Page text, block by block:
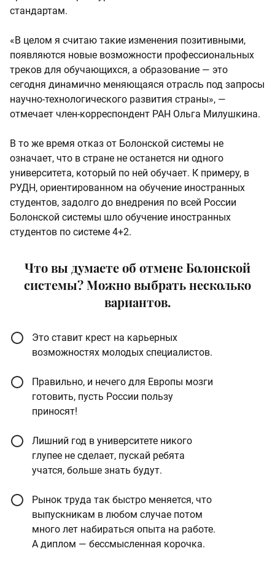
стандартам.
«В целом я считаю такие изменения позитивными,
появляются новые возможности профессиональных
треков для обучающихся, а образование — это
сегодня динамично меняющаяся отрасль под запросы
научно-технологического развития страны», —
отмечает член-корреспондент РАН Ольга Милушкина.
В то же время отказ от Болонской системы не
означает, что в стране не останется ни одного
университета, который по ней обучает. К примеру, в
РУДН, ориентированном на обучение иностранных
студентов, задолго до внедрения по всей России
Болонской системы шло обучение иностранных
студентов по системе 4+2.
Что вы думаете об отмене Болонской
системы? Можно выбрать несколько
вариантов.
Это ставит крест на карьерных
возможностях молодых специалистов.
Правильно, и нечего для Европы мозги
готовить, пусть России пользу
приносят!
Лишний год в университете никого
глупее не сделает, пускай ребята
учатся, больше знать будут.
Рынок труда так быстро меняется, что
выпускникам в любом случае потом
много лет набираться опыта на работе.
А диплом — бессмысленная корочка.